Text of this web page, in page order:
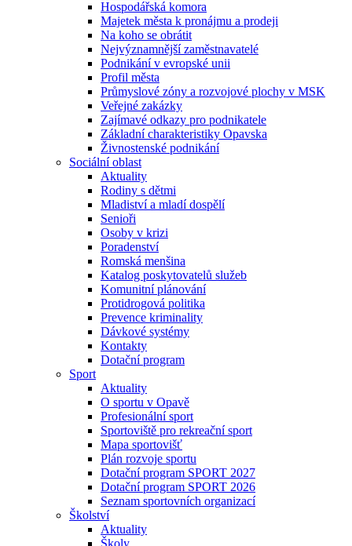
Hospodářská komora
Majetek města k pronájmu a prodeji
Na koho se obrátit
Nejvýznamnější zaměstnavatelé
Podnikání v evropské unii
Profil města
Průmyslové zóny a rozvojové plochy v MSK
Veřejné zakázky
Zajímavé odkazy pro podnikatele
Základní charakteristiky Opavska
Živnostenské podnikání
Sociální oblast
Aktuality
Rodiny s dětmi
Mladiství a mladí dospělí
Senioři
Osoby v krizi
Poradenství
Romská menšina
Katalog poskytovatelů služeb
Komunitní plánování
Protidrogová politika
Prevence kriminality
Dávkové systémy
Kontakty
Dotační program
Sport
Aktuality
O sportu v Opavě
Profesionální sport
Sportoviště pro rekreační sport
Mapa sportovišť
Plán rozvoje sportu
Dotační program SPORT 2027
Dotační program SPORT 2026
Seznam sportovních organizací
Školství
Aktuality